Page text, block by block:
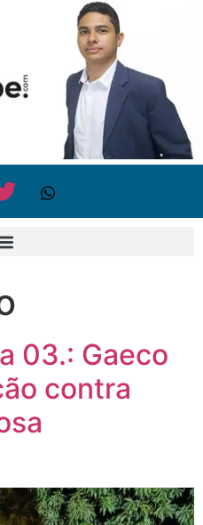
03.: Gaeco
contra